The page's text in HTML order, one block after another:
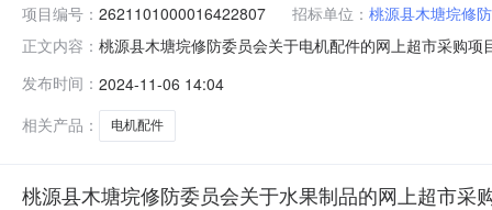
项目编号： 2621101000016422807 招标单位： 桃源县木塘垸修
正文内容： 桃源县木塘垸修防委员会关于电机配件的网上超市采购
称:湖南省常德市桃源县报价起止时间:-二、采购单位信
发布时间： 2024-11-06 14:04
相关产品：
电机配件
桃源县木塘垸修防委员会关于水果制品的网上超市采